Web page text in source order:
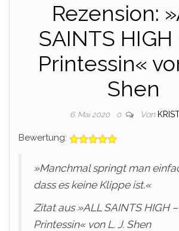
Rezension:
SAINTS
Printessin«
Shen
6. Mai 2020 0 Von
Bewertung:
»Manchmal springt man
dass es keine Klippe ist.«
Zitat aus »ALL SAINTS HIGH
Printessin« von L. J. Shen